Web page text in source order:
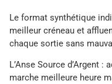
Le format synthétique
meilleur créneau et
chaque sortie sans
L’Anse Source d’Argent
marche meilleure heure